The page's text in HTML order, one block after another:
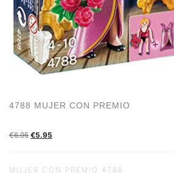
4788 MUJER CON PREMIO
€6.95 €5.95
MUJER CON PREMIO 4788